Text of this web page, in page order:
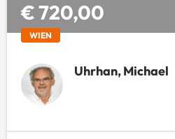
€ 720,00
WIEN
Uhrhan, Michael